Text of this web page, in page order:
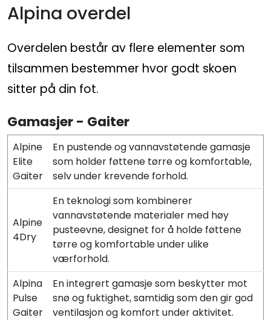
Alpina overdel
Overdelen består av flere elementer som
tilsammen bestemmer hvor godt skoen
sitter på din fot.
Gamasjer - Gaiter
Alpine
Elite
Gaiter
En pustende og vannavstøtende gamasje
som holder føttene tørre og komfortable,
selv under krevende forhold.
Alpine
4Dry
En teknologi som kombinerer
vannavstøtende materialer med høy
pusteevne, designet for å holde føttene
tørre og komfortable under ulike
værforhold.
Alpina
Pulse
Gaiter
En integrert gamasje som beskytter mot
snø og fuktighet, samtidig som den gir god
ventilasjon og komfort under aktivitet.